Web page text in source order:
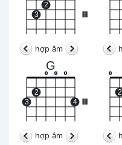
3
2
hợp âm
G
III
3
2
o o o
4
hợp âm
o
2